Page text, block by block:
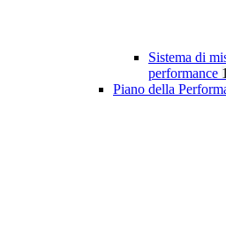
Sistema di
performance 1
Piano della